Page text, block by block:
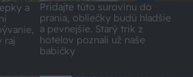
a
raj
Pridajte túto surovinu do
prania, obliečky budú hladšie
a pevnejšie. Starý trik z
hotelov poznali už naše
babičky